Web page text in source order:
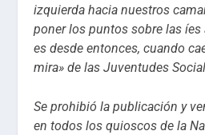
izquierda hacia nuestros
poner los puntos sobre las
es desde entonces, cuando
mira» de las Juventudes
Se prohibió la publicación y
en todos los quioscos de la